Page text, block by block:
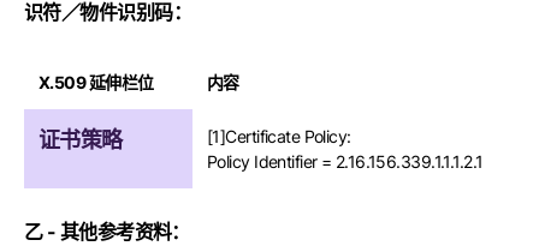
识符／物件识别码：
X.509 延伸栏位 内容
证书策略
[1]Certificate Policy:
Policy Identifier = 2.16.156.339.1.1.1.2.1
乙 - 其他参考资料：